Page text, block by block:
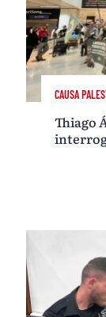
CAUSA
Thiago